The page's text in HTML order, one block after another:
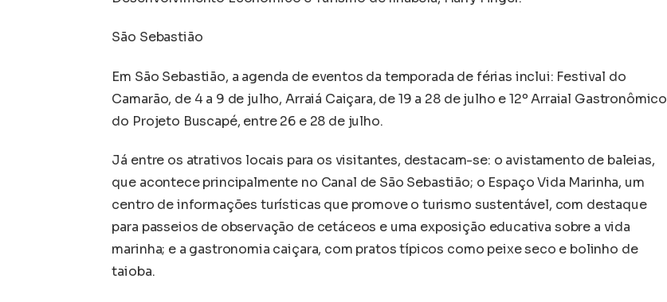
São Sebastião
Em São Sebastião, a agenda de eventos da temporada de férias inclui: Festival do
Camarão, de 4 a 9 de julho, Arraiá Caiçara, de 19 a 28 de julho e 12º Arraial Gastronômico
do Projeto Buscapé, entre 26 e 28 de julho.
Já entre os atrativos locais para os visitantes, destacam-se: o avistamento de baleias,
que acontece principalmente no Canal de São Sebastião; o Espaço Vida Marinha, um
centro de informações turísticas que promove o turismo sustentável, com destaque
para passeios de observação de cetáceos e uma exposição educativa sobre a vida
marinha; e a gastronomia caiçara, com pratos típicos como peixe seco e bolinho de
taioba.